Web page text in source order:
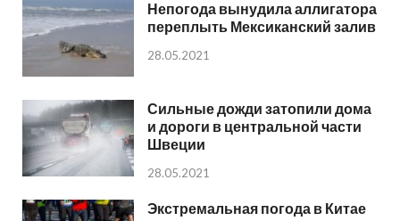
Непогода вынудила аллигатора
переплыть Мексиканский залив
28.05.2021
Сильные дожди затопили дома
и дороги в центральной части
Швеции
28.05.2021
Экстремальная погода в Китае